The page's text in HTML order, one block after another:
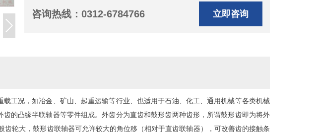
咨询热线： 0312-6784766 立即咨询
工况，如冶金、矿山、起重运输等行业、也适用于石油、化工、通用机械等各类机械
的凸缘半联轴器等零件组成。外齿分为直齿和鼓形齿两种齿形，所谓鼓形齿即为将外
轮大，鼓形齿联轴器可允许较大的角位移（相对于直齿联轴器），可改善齿的接触条